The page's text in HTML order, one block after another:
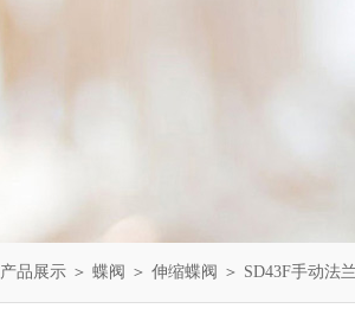
产品展示 ＞ 蝶阀 ＞ 伸缩蝶阀 ＞ SD43F手动法